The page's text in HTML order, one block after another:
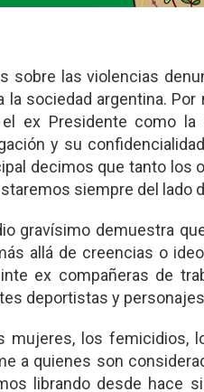
sobre las violencias
la sociedad argentina.
ex Presidente como
y su
decimos que tanto
siempre del lado
gravísimo demuestra
allá de creencias o
ex compañeras de
deportistas y
mujeres, los
a quienes son
librando desde hace